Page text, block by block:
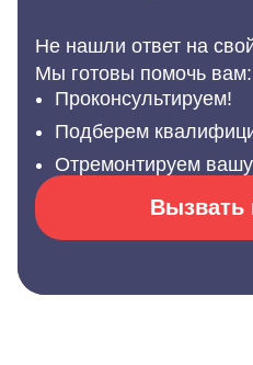
Не нашли ответ на
Мы готовы помочь вам:
Проконсультируем!
Подберем
Отремонтируем вашу
Вызвать